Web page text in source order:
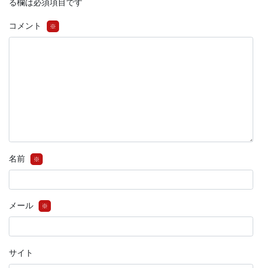
る欄は必須項目です
コメント ※
名前 ※
メール ※
サイト